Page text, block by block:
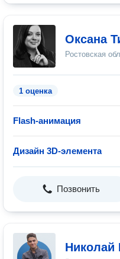
Оксана
Ростовская
1 оценка
Flash-анимация
Дизайн 3D-элемента
Позвонить
Николай